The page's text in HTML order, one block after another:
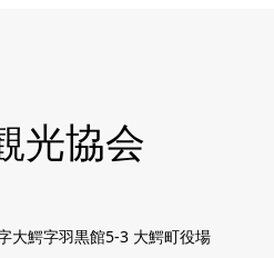
光協会
大鰐字羽黒館5-3 大鰐町役場